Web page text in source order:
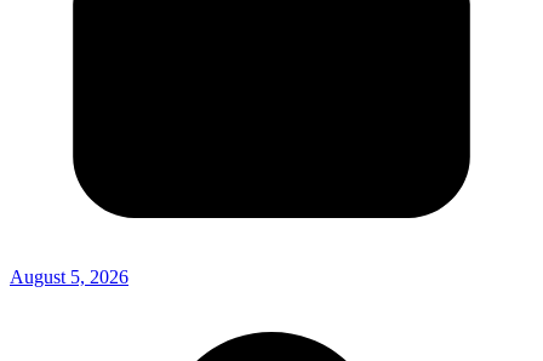
August 5, 2026